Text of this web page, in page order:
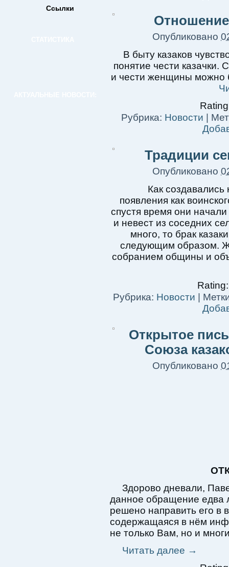
Ссылки
Опубликовано
В быту казаков
понятие чести казачки.
и чести женщины можно
Рубрика: Новости
Традиции
Опубликовано
Как создавались
появления как
спустя время они
и невест из соседних
много, то брак
следующим образом.
собранием общины и
Рубрика: Новости
Открытое
Союза
Опубликовано
Здорово дневали,
данное обращение едва
решено направить его в
содержащаяся в нём
не только Вам, но и
Читать далее →